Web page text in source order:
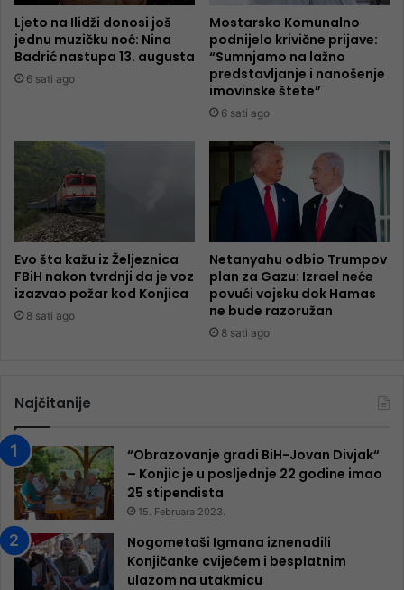
Ljeto na Ilidži donosi još
jednu muzičku noć: Nina
Badrić nastupa 13. augusta
6 sati ago
Mostarsko Komunalno
podnijelo krivične prijave:
“Sumnjamo na lažno
predstavljanje i nanošenje
imovinske štete”
6 sati ago
Evo šta kažu iz Željeznica
FBiH nakon tvrdnji da je voz
izazvao požar kod Konjica
8 sati ago
Netanyahu odbio Trumpov
plan za Gazu: Izrael neće
povući vojsku dok Hamas
ne bude razoružan
8 sati ago
Najčitanije
“Obrazovanje gradi BiH-Jovan Divjak“
– Konjic je u posljednje 22 godine imao
25 ​​stipendista
15. Februara 2023.
Nogometaši Igmana iznenadili
Konjičanke cvijećem i besplatnim
ulazom na utakmicu